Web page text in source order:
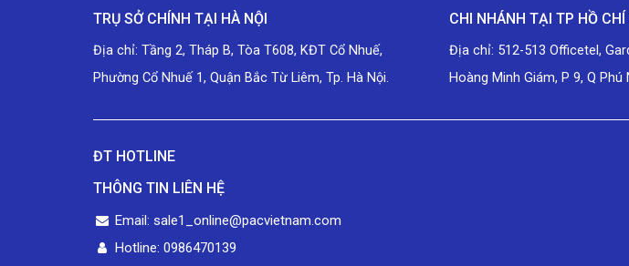
TRỤ SỞ CHÍNH TẠI HÀ NỘI
Địa chỉ: Tầng 2, Tháp B, Tòa T608, KĐT Cổ Nhuế,
Phường Cổ Nhuế 1, Quận Bắc Từ Liêm, Tp. Hà Nội.
CHI NHÁNH TẠI TP HỒ CHÍ
Địa chỉ: 512-513 Officetel,
Hoàng Minh Giám, P 9, Q Phú
ĐT HOTLINE
THÔNG TIN LIÊN HỆ
Email: sale1_online@pacvietnam.com
Hotline: 0986470139